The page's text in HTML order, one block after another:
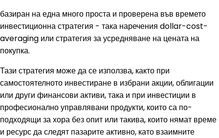
базиран на една много проста и проверена във времето
инвестиционна стратегия - така наречения dollar-cost-
averaging или стратегия за усредняване на цената на
покупка.
Тази стратегия може да се използва, както при
самостоятелното инвестиране в избрани акции, облигации
или други финансови активи, така и при инвестиции в
професионално управлявани продукти, които са по-
подходящи за хора без опит или такива, които нямат време
и ресурс да следят пазарите активно, като взаимните